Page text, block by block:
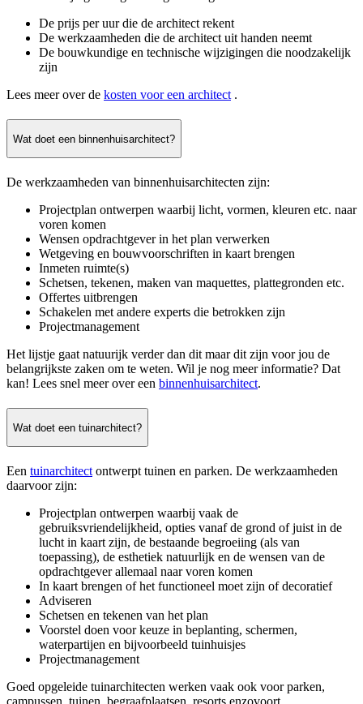
De prijs per uur die de architect rekent
De werkzaamheden die de architect uit handen neemt
De bouwkundige en technische wijzigingen die noodzakelijk
zijn
Lees meer over de kosten voor een architect .
Wat doet een binnenhuisarchitect?
De werkzaamheden van binnenhuisarchitecten zijn:
Projectplan ontwerpen waarbij licht, vormen, kleuren etc. naar
voren komen
Wensen opdrachtgever in het plan verwerken
Wetgeving en bouwvoorschriften in kaart brengen
Inmeten ruimte(s)
Schetsen, tekenen, maken van maquettes, plattegronden etc.
Offertes uitbrengen
Schakelen met andere experts die betrokken zijn
Projectmanagement
Het lijstje gaat natuurijk verder dan dit maar dit zijn voor jou de
belangrijkste zaken om te weten. Wil je nog meer informatie? Dat
kan! Lees snel meer over een binnenhuisarchitect.
Wat doet een tuinarchitect?
Een tuinarchitect ontwerpt tuinen en parken. De werkzaamheden
daarvoor zijn:
Projectplan ontwerpen waarbij vaak de
gebruiksvriendelijkheid, opties vanaf de grond of juist in de
lucht in kaart zijn, de bestaande begroeiing (als van
toepassing), de esthetiek natuurlijk en de wensen van de
opdrachtgever allemaal naar voren komen
In kaart brengen of het functioneel moet zijn of decoratief
Adviseren
Schetsen en tekenen van het plan
Voorstel doen voor keuze in beplanting, schermen,
waterpartijen en bijvoorbeeld tuinhuisjes
Projectmanagement
Goed opgeleide tuinarchitecten werken vaak ook voor parken,